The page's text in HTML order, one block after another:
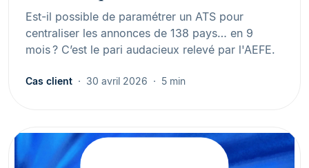
Est-il possible de paramétrer un ATS pour
centraliser les annonces de 138 pays… en 9
mois ? C’est le pari audacieux relevé par l'AEFE.
Cas client 30 avril 2026 5 min